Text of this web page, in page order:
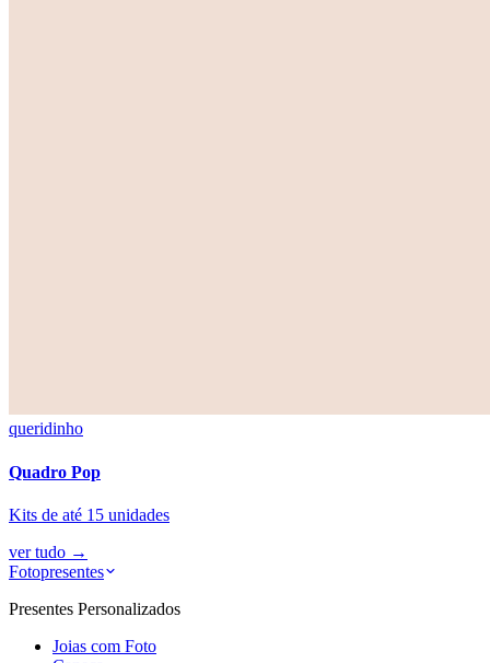
queridinho
Quadro Pop
Kits de até 15 unidades
ver tudo →
Fotopresentes
Presentes Personalizados
Joias com Foto